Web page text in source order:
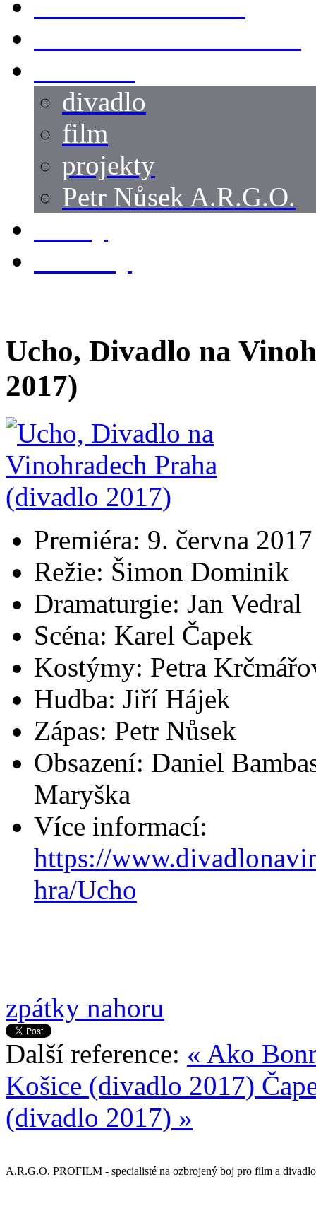
divadlo
film
projekty
Petr Nůsek A.R.G.O.
Ucho, Divadlo na
2017)
Premiéra: 9. června 2017
Režie: Šimon Dominik
Dramaturgie: Jan Vedral
Scéna: Karel Čapek
Kostýmy: Petra
Hudba: Jiří Hájek
Zápas: Petr Nůsek
Obsazení: Daniel
Maryška
Více informací:
https://
hra/Ucho
zpátky nahoru
Další reference: « Ako
Košice (divadlo 2017)
(divadlo 2017) »
A.R.G.O. PROFILM - specialisté na ozbrojený boj pro film a divadlo